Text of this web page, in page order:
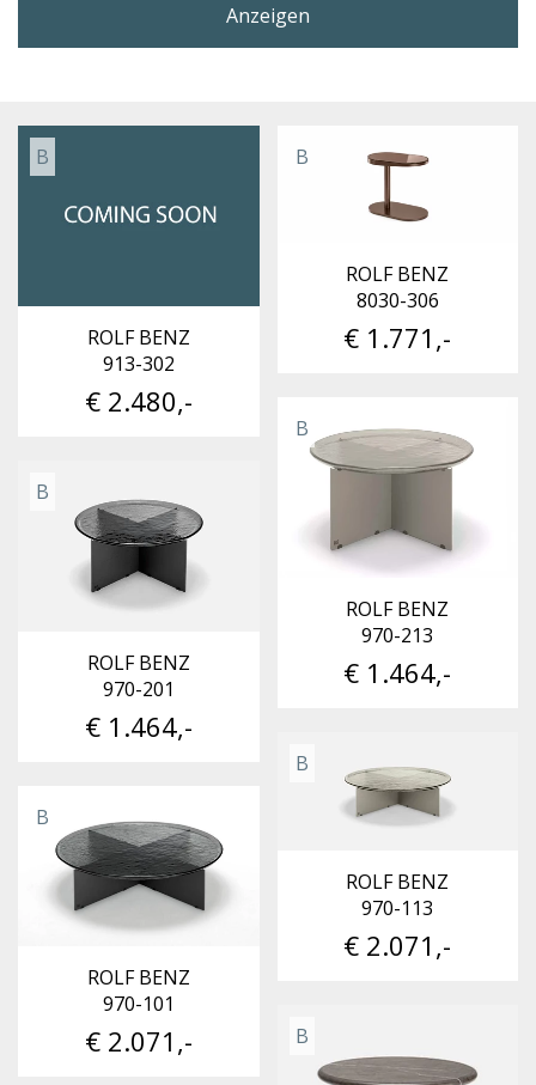
Anzeigen
B
ROLF BENZ
913-302
€ 2.480,-
B
ROLF BENZ
8030-306
€ 1.771,-
B
ROLF BENZ
970-213
€ 1.464,-
B
ROLF BENZ
970-201
€ 1.464,-
B
ROLF BENZ
970-113
€ 2.071,-
B
ROLF BENZ
970-101
€ 2.071,- B